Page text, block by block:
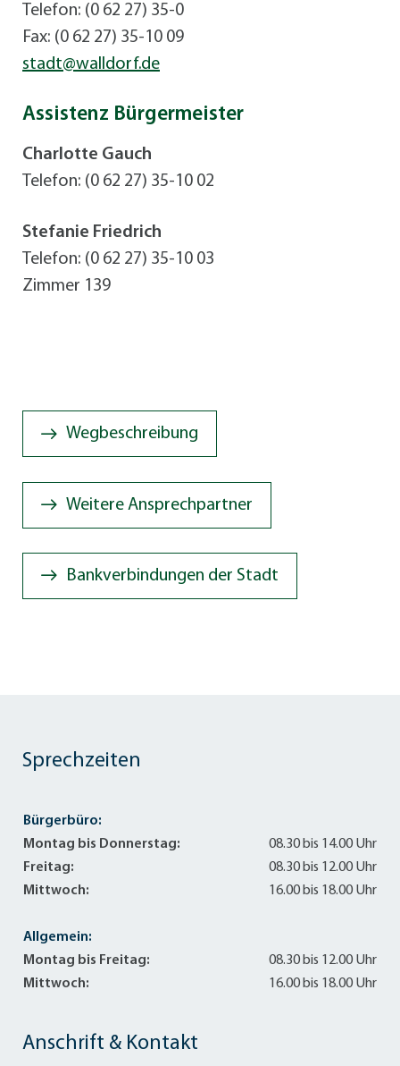
Telefon: (0 62 27) 35-0
Fax: (0 62 27) 35-10 09
stadt@walldorf.de
Assistenz Bürgermeister
Charlotte Gauch
Telefon: (0 62 27) 35-10 02
Stefanie Friedrich
Telefon: (0 62 27) 35-10 03
Zimmer 139
Wegbeschreibung
Weitere Ansprechpartner
Bankverbindungen der Stadt
Anschrift & Kontakt
Sprechzeiten
Bürgerbüro:
Montag bis Donnerstag:
08.30 bis 14.00 Uhr
Freitag:
08.30 bis 12.00 Uhr
Mittwoch:
16.00 bis 18.00 Uhr
Allgemein:
Montag bis Freitag:
08.30 bis 12.00 Uhr
Mittwoch:
16.00 bis 18.00 Uhr